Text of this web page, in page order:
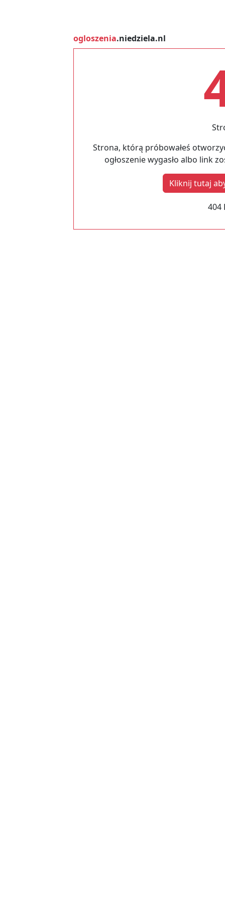
ogloszenia.niedziela.nl
Strona, którą próbowałeś
ogłoszenie wygasło albo link
Kliknij tutaj
404